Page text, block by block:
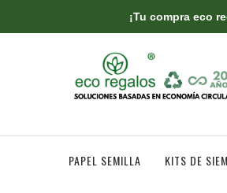
¡Tu compra eco
PAPEL SEMILLA KITS DE